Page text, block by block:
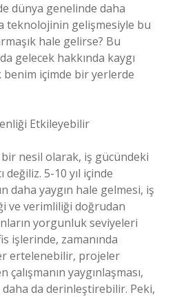
dünya genelinde daha
teknolojinin gelişmesiyle bu
hale gelirse? Bu
gelecek hakkında kaygı
içimde bir yerlerde
Etkileyebilir
nesil olarak, iş gücündeki
değiliz. 5-10 yıl içinde
daha yaygın hale gelmesi, iş
ve verimliliği doğrudan
yorgunluk seviyeleri
işlerinde, zamanında
ertelenebilir, projeler
yaygınlaşması,
da derinleştirebilir. Peki,